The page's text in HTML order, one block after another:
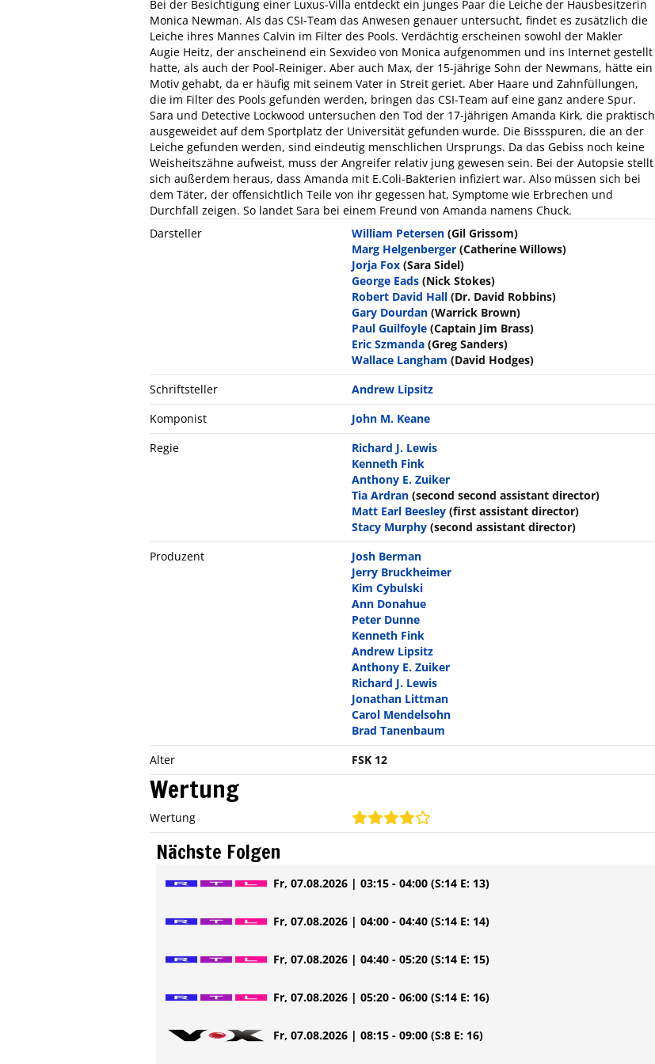
Bei der Besichtigung einer Luxus-Villa entdeckt ein junges Paar die Leiche der Hausbesitzerin
Monica Newman. Als das CSI-Team das Anwesen genauer untersucht, findet es zusätzlich die
Leiche ihres Mannes Calvin im Filter des Pools. Verdächtig erscheinen sowohl der Makler
Augie Heitz, der anscheinend ein Sexvideo von Monica aufgenommen und ins Internet gestellt
hatte, als auch der Pool-Reiniger. Aber auch Max, der 15-jährige Sohn der Newmans, hätte ein
Motiv gehabt, da er häufig mit seinem Vater in Streit geriet. Aber Haare und Zahnfüllungen,
die im Filter des Pools gefunden werden, bringen das CSI-Team auf eine ganz andere Spur.
Sara und Detective Lockwood untersuchen den Tod der 17-jährigen Amanda Kirk, die praktisch
ausgeweidet auf dem Sportplatz der Universität gefunden wurde. Die Bissspuren, die an der
Leiche gefunden werden, sind eindeutig menschlichen Ursprungs. Da das Gebiss noch keine
Weisheitszähne aufweist, muss der Angreifer relativ jung gewesen sein. Bei der Autopsie stellt
sich außerdem heraus, dass Amanda mit E.Coli-Bakterien infiziert war. Also müssen sich bei
dem Täter, der offensichtlich Teile von ihr gegessen hat, Symptome wie Erbrechen und
Durchfall zeigen. So landet Sara bei einem Freund von Amanda namens Chuck.
Darsteller
William Petersen (Gil Grissom)
Marg Helgenberger (Catherine Willows)
Jorja Fox (Sara Sidel)
George Eads (Nick Stokes)
Robert David Hall (Dr. David Robbins)
Gary Dourdan (Warrick Brown)
Paul Guilfoyle (Captain Jim Brass)
Eric Szmanda (Greg Sanders)
Wallace Langham (David Hodges)
Schriftsteller
Andrew Lipsitz
Komponist
John M. Keane
Regie
Richard J. Lewis
Kenneth Fink
Anthony E. Zuiker
Tia Ardran (second second assistant director)
Matt Earl Beesley (first assistant director)
Stacy Murphy (second assistant director)
Produzent
Josh Berman
Jerry Bruckheimer
Kim Cybulski
Ann Donahue
Peter Dunne
Kenneth Fink
Andrew Lipsitz
Anthony E. Zuiker
Richard J. Lewis
Jonathan Littman
Carol Mendelsohn
Brad Tanenbaum
Alter
FSK 12
Wertung
Wertung
Nächste Folgen
Fr, 07.08.2026 | 03:15 - 04:00 (S:14 E: 13)
Fr, 07.08.2026 | 04:00 - 04:40 (S:14 E: 14)
Fr, 07.08.2026 | 04:40 - 05:20 (S:14 E: 15)
Fr, 07.08.2026 | 05:20 - 06:00 (S:14 E: 16)
Fr, 07.08.2026 | 08:15 - 09:00 (S:8 E: 16)